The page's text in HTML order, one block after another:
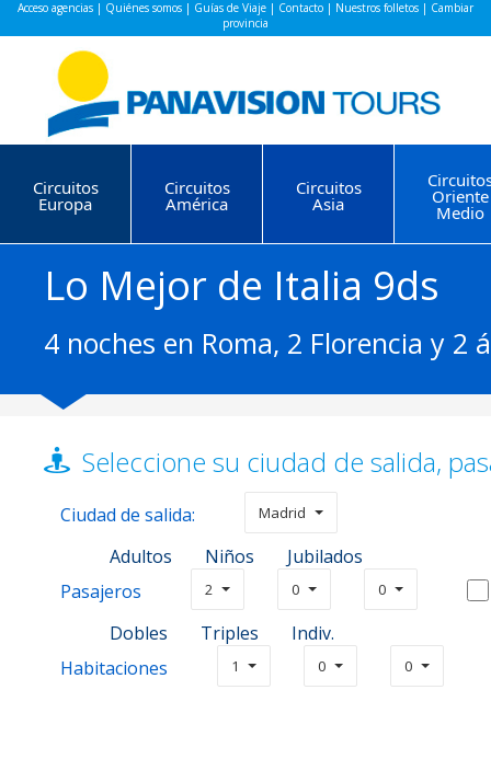
Acceso agencias | Quiénes somos | Guías de Viaje | Contacto | Nuestros folletos | Cambiar
provincia
Circuitos
Europa
Circuitos
América
Circuitos
Asia Oriente
Medio
Lo Mejor de Italia 9ds
4 noches en Roma, 2 Florencia y 2
Seleccione su ciudad de salida,
Ciudad de salida: Madrid
Adultos Niños
Jubilados
Pasajeros
2 0 0
Dobles Triples
Indiv.
Habitaciones
1 0 0